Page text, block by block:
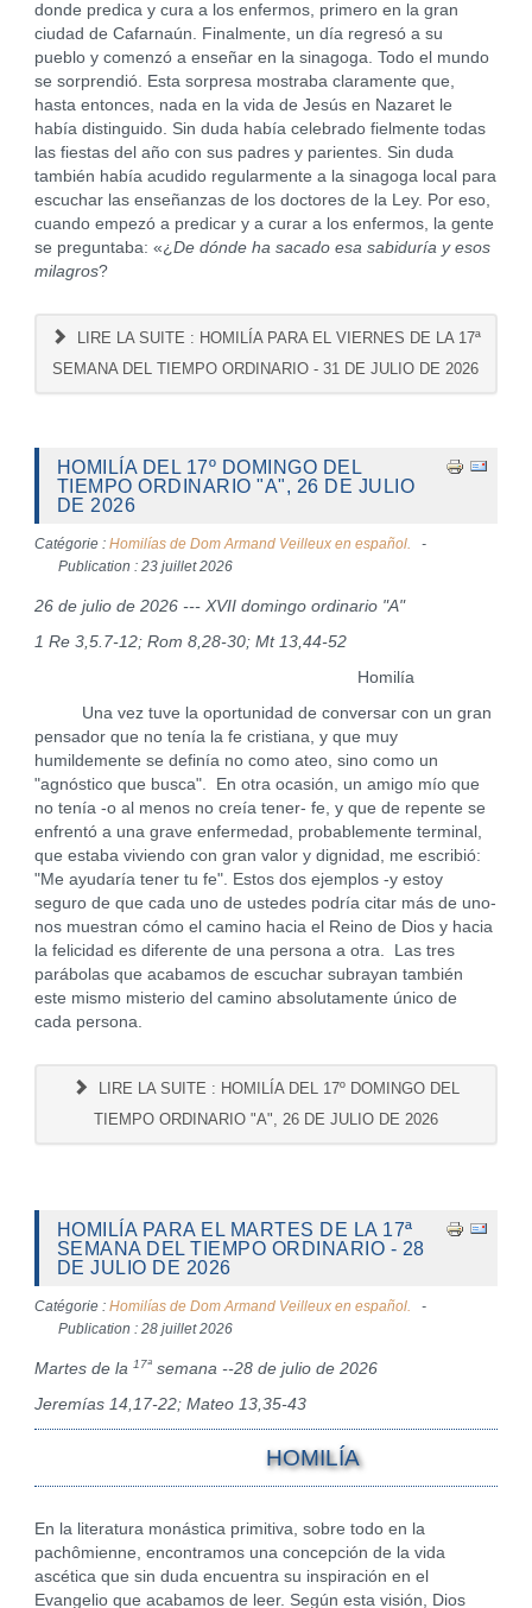
donde predica y cura a los enfermos, primero en la gran
ciudad de Cafarnaún. Finalmente, un día regresó a su
pueblo y comenzó a enseñar en la sinagoga. Todo el mundo
se sorprendió. Esta sorpresa mostraba claramente que,
hasta entonces, nada en la vida de Jesús en Nazaret le
había distinguido. Sin duda había celebrado fielmente todas
las fiestas del año con sus padres y parientes. Sin duda
también había acudido regularmente a la sinagoga local para
escuchar las enseñanzas de los doctores de la Ley. Por eso,
cuando empezó a predicar y a curar a los enfermos, la gente
se preguntaba: «¿De dónde ha sacado esa sabiduría y esos
milagros?
LIRE LA SUITE : HOMILÍA PARA EL VIERNES DE LA 17ª
SEMANA DEL TIEMPO ORDINARIO - 31 DE JULIO DE 2026
HOMILÍA DEL 17º DOMINGO DEL
TIEMPO ORDINARIO "A", 26 DE JULIO
DE 2026
Catégorie : Homilías de Dom Armand Veilleux en español.
Publication : 23 juillet 2026
26 de julio de 2026 --- XVII domingo ordinario "A"
1 Re 3,5.7-12; Rom 8,28-30; Mt 13,44-52
Homilía
Una vez tuve la oportunidad de conversar con un gran
pensador que no tenía la fe cristiana, y que muy
humildemente se definía no como ateo, sino como un
"agnóstico que busca". En otra ocasión, un amigo mío que
no tenía -o al menos no creía tener- fe, y que de repente se
enfrentó a una grave enfermedad, probablemente terminal,
que estaba viviendo con gran valor y dignidad, me escribió:
"Me ayudaría tener tu fe". Estos dos ejemplos -y estoy
seguro de que cada uno de ustedes podría citar más de uno-
nos muestran cómo el camino hacia el Reino de Dios y hacia
la felicidad es diferente de una persona a otra. Las tres
parábolas que acabamos de escuchar subrayan también
este mismo misterio del camino absolutamente único de
cada persona.
LIRE LA SUITE : HOMILÍA DEL 17º DOMINGO DEL
TIEMPO ORDINARIO "A", 26 DE JULIO DE 2026
HOMILÍA PARA EL MARTES DE LA 17ª
SEMANA DEL TIEMPO ORDINARIO - 28
DE JULIO DE 2026
Catégorie : Homilías de Dom Armand Veilleux en español.
Publication : 28 juillet 2026
Martes de la 17ªsemana --28 de julio de 2026
Jeremías 14,17-22; Mateo 13,35-43
HOMILÍA
En la literatura monástica primitiva, sobre todo en la
pachômienne, encontramos una concepción de la vida
ascética que sin duda encuentra su inspiración en el
Evangelio que acabamos de leer. Según esta visión, Dios